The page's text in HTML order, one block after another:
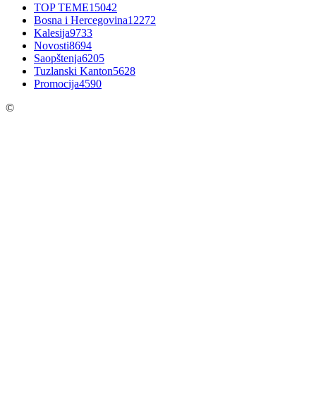
TOP TEME15042
Bosna i Hercegovina12272
Kalesija9733
Novosti8694
Saopštenja6205
Tuzlanski Kanton5628
Promocija4590
©